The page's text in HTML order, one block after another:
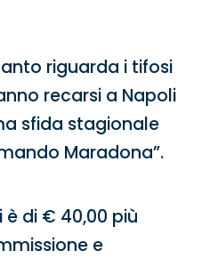
riguarda i tifosi
recarsi a Napoli
sfida stagionale
Maradona”.
è di € 40,00 più
e